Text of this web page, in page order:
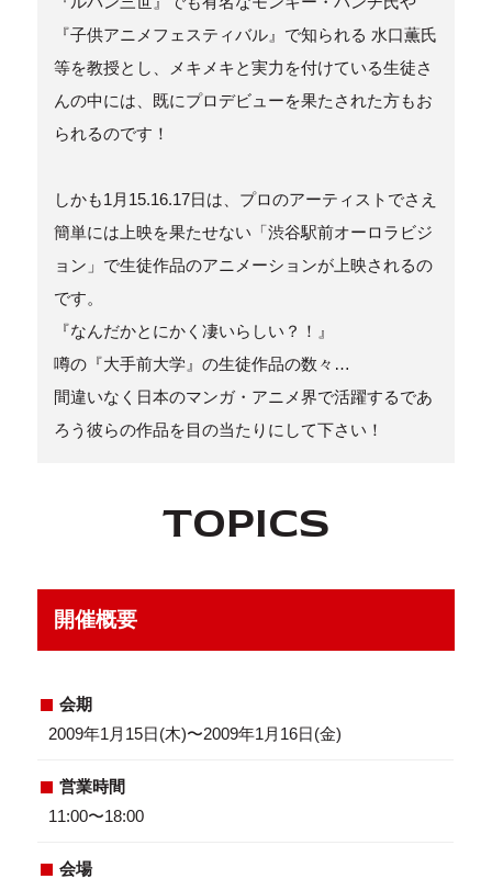
『子供アニメフェスティバル』で知られる 水口薫氏
等を教授とし、メキメキと実力を付けている生徒さ
んの中には、既にプロデビューを果たされた方もお
られるのです！
しかも1月15.16.17日は、プロのアーティストでさえ
簡単には上映を果たせない「渋谷駅前オーロラビジ
ョン」で生徒作品のアニメーションが上映されるの
です。
『なんだかとにかく凄いらしい？！』
噂の『大手前大学』の生徒作品の数々…
間違いなく日本のマンガ・アニメ界で活躍するであ
ろう彼らの作品を目の当たりにして下さい！
TOPICS
開催概要
会期
2009年1月15日(木)〜2009年1月16日(金)
営業時間
11:00〜18:00
会場